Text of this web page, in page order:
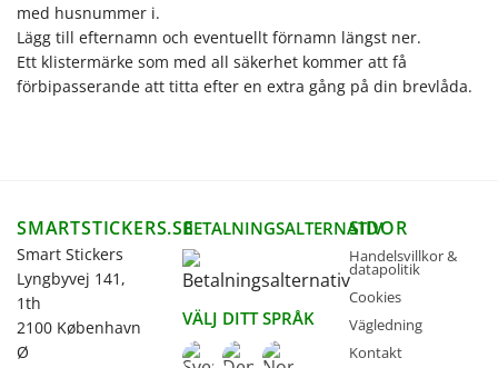
med husnummer i.
Lägg till efternamn och eventuellt förnamn längst ner.
Ett klistermärke som med all säkerhet kommer att få
förbipasserande att titta efter en extra gång på din brevlåda.
SMARTSTICKERS.SE
Smart Stickers
Lyngbyvej 141,
1th
2100 København
Ø
BETALNINGSALTERNATIV
VÄLJ DITT SPRÅK
SIDOR
Handelsvillkor &
datapolitik
Cookies
Vägledning
Kontakt